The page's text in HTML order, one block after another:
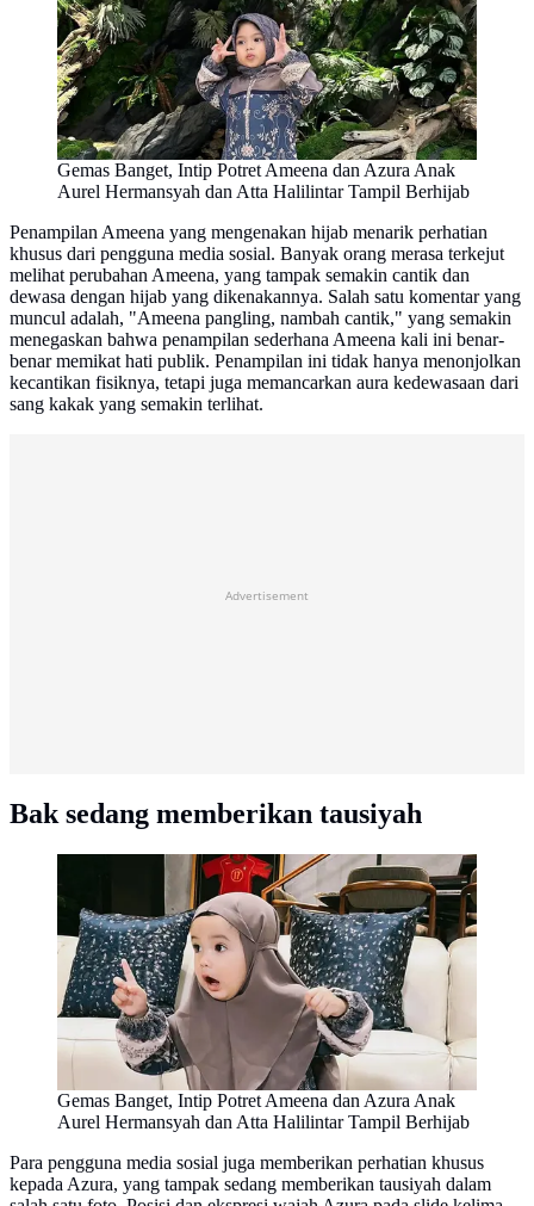
Gemas Banget, Intip Potret Ameena dan Azura Anak
Aurel Hermansyah dan Atta Halilintar Tampil Berhijab
Penampilan Ameena yang mengenakan hijab menarik perhatian
khusus dari pengguna media sosial. Banyak orang merasa terkejut
melihat perubahan Ameena, yang tampak semakin cantik dan
dewasa dengan hijab yang dikenakannya. Salah satu komentar yang
muncul adalah, "Ameena pangling, nambah cantik," yang semakin
menegaskan bahwa penampilan sederhana Ameena kali ini benar-
benar memikat hati publik. Penampilan ini tidak hanya menonjolkan
kecantikan fisiknya, tetapi juga memancarkan aura kedewasaan dari
sang kakak yang semakin terlihat.
Advertisement
Bak sedang memberikan tausiyah
Gemas Banget, Intip Potret Ameena dan Azura Anak
Aurel Hermansyah dan Atta Halilintar Tampil Berhijab
Para pengguna media sosial juga memberikan perhatian khusus
kepada Azura, yang tampak sedang memberikan tausiyah dalam